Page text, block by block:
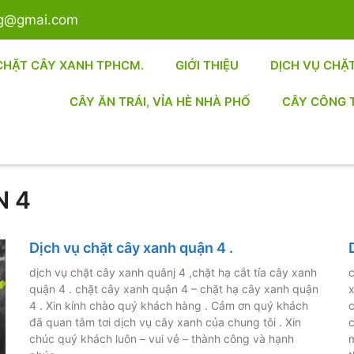
CÂY XANH TPHCM. GIỚI THIỆU DỊCH VỤ
CÂY ĂN TRÁI, VỈA HÈ NHÀ PHỐ CÂY CÔNG
4
Dịch vụ chặt cây xanh quận 4 .
dịch vụ chặt cây xanh quânj 4 ,chặt hạ cắt tỉa cây xanh
quận 4 . chặt cây xanh quận 4 – chặt hạ cây xanh quận
4 . Xin kính chào quý khách hàng . Cảm ơn quý khách
đã quan tâm tơi dịch vụ cây xanh của chung tôi . Xin
chúc quý khách luôn – vui vẻ – thành công và hạnh